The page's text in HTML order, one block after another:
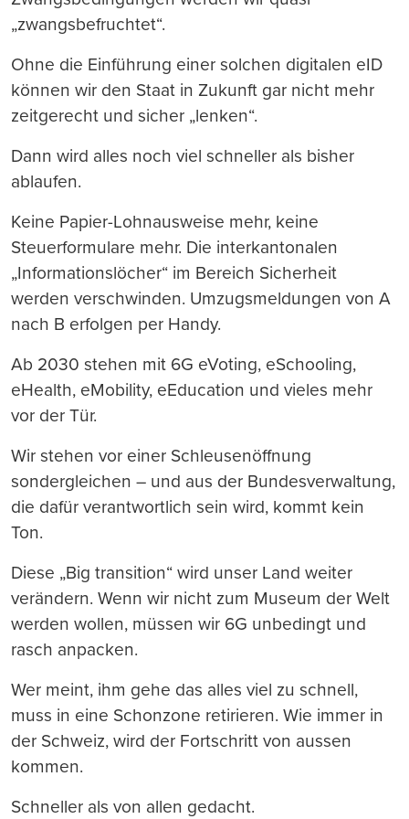
„zwangsbefruchtet“.
Ohne die Einführung einer solchen digitalen eID
können wir den Staat in Zukunft gar nicht mehr
zeitgerecht und sicher „lenken“.
Dann wird alles noch viel schneller als bisher
ablaufen.
Keine Papier-Lohnausweise mehr, keine
Steuerformulare mehr. Die interkantonalen
„Informationslöcher“ im Bereich Sicherheit
werden verschwinden. Umzugsmeldungen von A
nach B erfolgen per Handy.
Ab 2030 stehen mit 6G eVoting, eSchooling,
eHealth, eMobility, eEducation und vieles mehr
vor der Tür.
Wir stehen vor einer Schleusenöffnung
sondergleichen – und aus der Bundesverwaltung,
die dafür verantwortlich sein wird, kommt kein
Ton.
Diese „Big transition“ wird unser Land weiter
verändern. Wenn wir nicht zum Museum der Welt
werden wollen, müssen wir 6G unbedingt und
rasch anpacken.
Wer meint, ihm gehe das alles viel zu schnell,
muss in eine Schonzone retirieren. Wie immer in
der Schweiz, wird der Fortschritt von aussen
kommen.
Schneller als von allen gedacht.